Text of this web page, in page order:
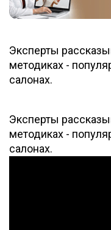
Эксперты
методиках -
салонах.
Эксперты
методиках -
салонах.